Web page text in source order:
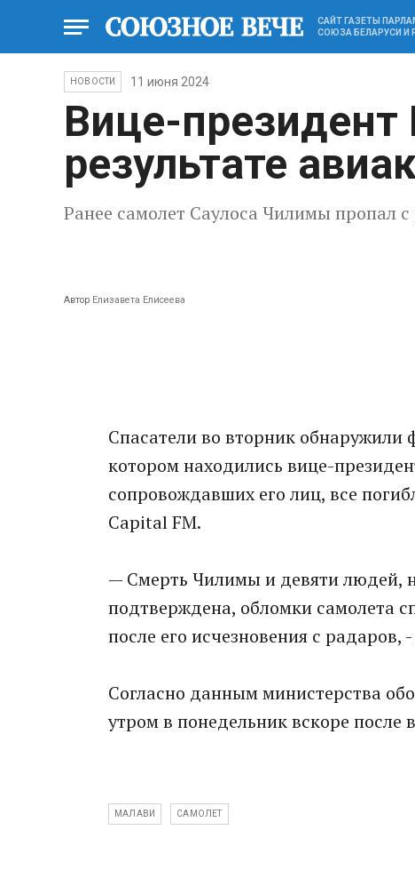
САЙТ ГАЗЕТЫ
СОЮЗА БЕЛАРУСИ И
НОВОСТИ 11 июня 2024
Вице-
результате
Ранее самолет Саулоса Чилимы пропал
Автор Елизавета Елисеева
Спасатели во вторник обнаружили
котором находились вице-
сопровождавших его лиц, все
Capital FM.
— Смерть Чилимы и девяти людей,
подтверждена, обломки самолета
после его исчезновения с радаров,
Согласно данным министерства
утром в понедельник вскоре после
МАЛАВИ САМОЛЕТ